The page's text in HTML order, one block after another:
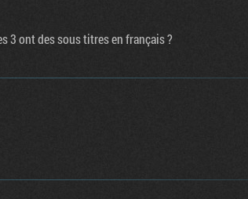
3 ont des sous titres en français ?